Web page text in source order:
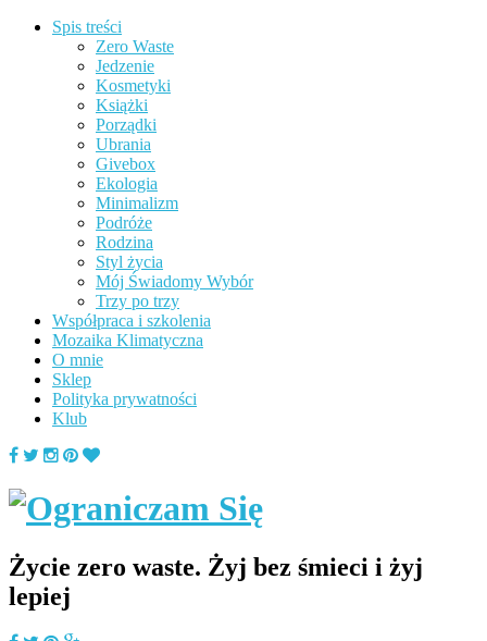
Spis treści
Zero Waste
Jedzenie
Kosmetyki
Książki
Porządki
Ubrania
Givebox
Ekologia
Minimalizm
Podróże
Rodzina
Styl życia
Mój Świadomy Wybór
Trzy po trzy
Współpraca i szkolenia
Mozaika Klimatyczna
O mnie
Sklep
Polityka prywatności
Klub
Życie zero waste. Żyj bez śmieci i żyj
lepiej